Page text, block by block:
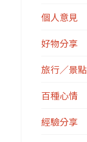
個人意見
好物分享
旅行／景點
百種心情
經驗分享